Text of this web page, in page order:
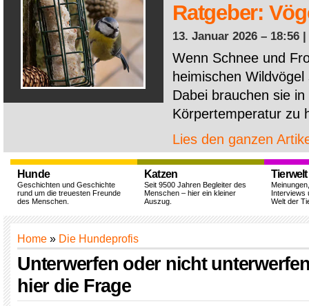
Ratgeber:
13. Januar 2026 – 18:56 |
Wenn Schnee und
heimischen
Dabei brauchen sie
Körpertemperatur zu
Lies den ganzen
Hunde
Geschichten und Geschichte
rund um die treuesten Freunde
des Menschen.
Katzen
Seit 9500 Jahren Begleiter des
Menschen – hier ein kleiner
Auszug.
Tierwelt
Interviews
Welt der
Home » Die Hundeprofis
Unterwerfen oder nicht
hier die Frage